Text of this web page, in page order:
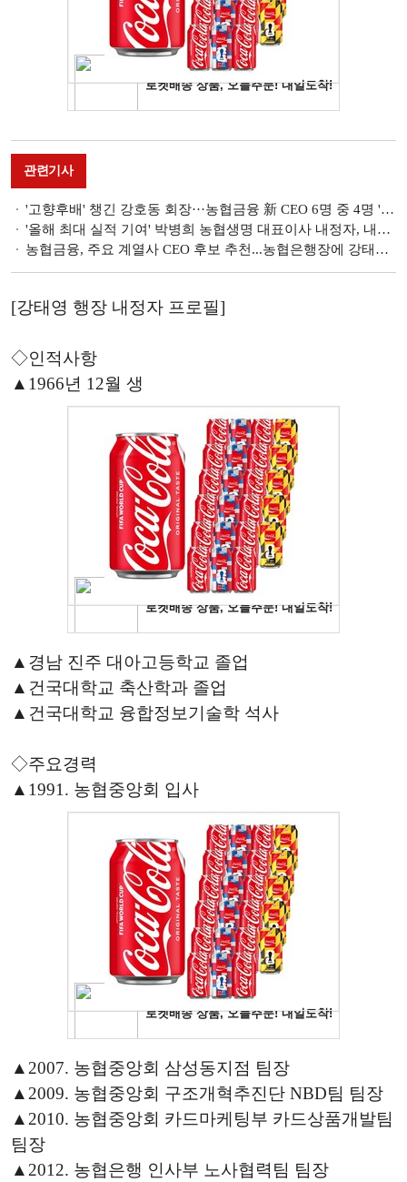
관련기사
'고향후배' 챙긴 강호동 회장···농협금융 新 CEO 6명 중 4명 '경상도' [농협금융 자회사 CEO 인사]
'올해 최대 실적 기여' 박병희 농협생명 대표이사 내정자, 내년 보험·투자손익 하락 방어 과제 [농협금융 자회사 CEO 인사]
농협금융, 주요 계열사 CEO 후보 추천...농협은행장에 강태영 농협캐피탈 부사장
[강태영 행장 내정자 프로필]
◇인적사항
▲1966년 12월 생
▲경남 진주 대아고등학교 졸업
▲건국대학교 축산학과 졸업
▲건국대학교 융합정보기술학 석사
◇주요경력
▲1991. 농협중앙회 입사
▲2007. 농협중앙회 삼성동지점 팀장
▲2009. 농협중앙회 구조개혁추진단 NBD팀 팀장
▲2010. 농협중앙회 카드마케팅부 카드상품개발팀
팀장
▲2012. 농협은행 인사부 노사협력팀 팀장